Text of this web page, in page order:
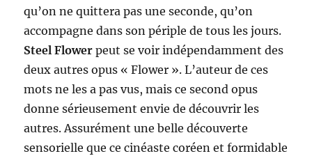
qu’on ne quittera pas une seconde, qu’on
accompagne dans son périple de tous les jours.
Steel Flower peut se voir indépendamment des
deux autres opus « Flower ». L’auteur de ces
mots ne les a pas vus, mais ce second opus
donne sérieusement envie de découvrir les
autres. Assurément une belle découverte
sensorielle que ce cinéaste coréen et formidable